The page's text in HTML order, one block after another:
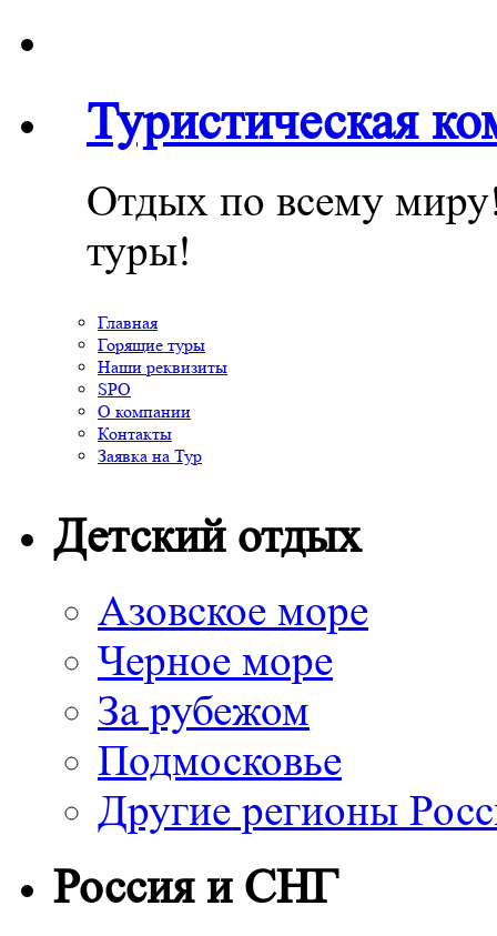
Туристическая
Отдых по всему
туры!
Главная
Горящие туры
Наши реквизиты
SPO
О компании
Контакты
Заявка на Тур
Детский отдых
Азовское море
Черное море
За рубежом
Подмосковье
Другие регионы
Россия и СНГ